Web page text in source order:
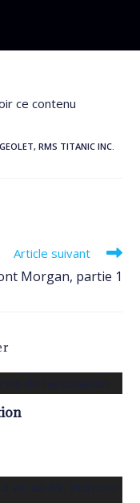
ce contenu
, RMS TITANIC INC.
Article suivant
Morgan, partie 1